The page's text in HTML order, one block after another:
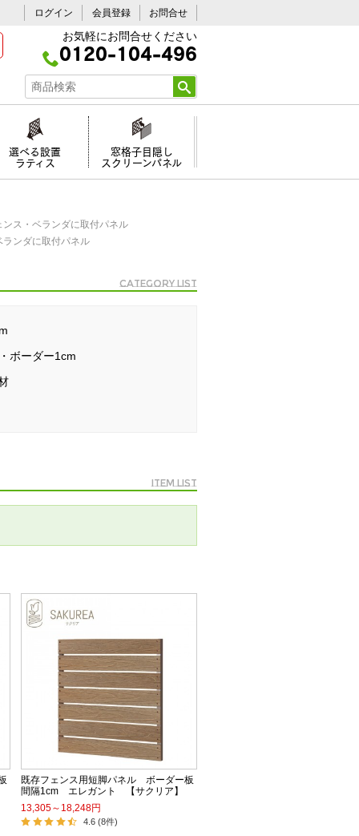
ログイン 会員登録 お問合せ
お気軽にお問合せください
0120-104-496
選べる設置
ラティス
窓格子目隠し
スクリーンパネル
ンス・ベランダに取付パネル
ンダに取付パネル
Category list
ボーダー1cm
Item list
既存フェンス用短脚パネル ボーダー板
間隔1cm エレガント 【サクリア】
13,305～18,248円
4.6 (8件)